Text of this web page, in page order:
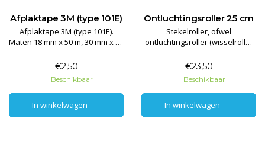
Afplaktape 3M (type 101E)
Afplaktape 3M (type 101E).
Maten 18 mm x 50 m, 30 mm x 50
€2,50
Beschikbaar
In winkelwagen
In winkelwagen
Ontluchtingsroller 25 cm
Stekelroller, ofwel
ontluchtingsroller (wisselroller
ontluchten/egaliseren van
(kunststof) gietvloeren.
€23,50
Beschikbaar
In winkelwagen
In winkelwagen